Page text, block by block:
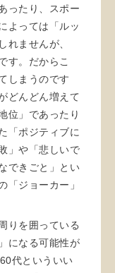
ったり、スポー
よっては「ルッ
れませんが、
す。だからこ
しまうのです
どんどん増えて
位」であったり
「ポジティブに
」や「悲しいで
できごと」とい
「ジョーカー」
りを囲っている
になる可能性が
代といういい